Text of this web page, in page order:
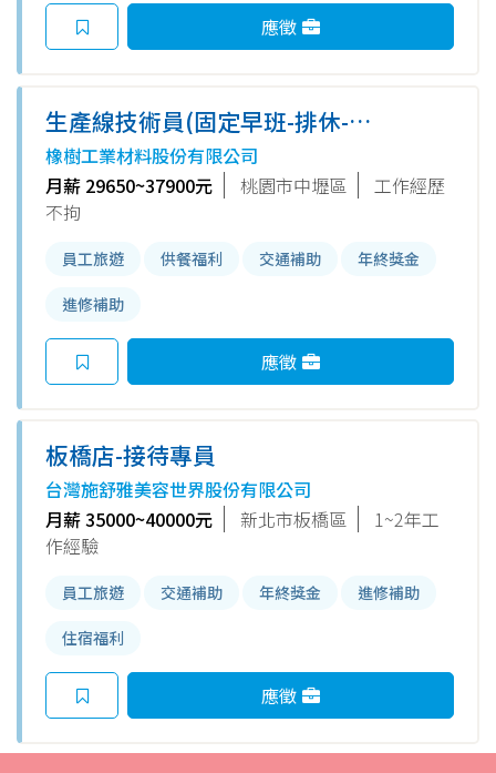
應徵
生產線技術員(固定早班-排休-織
機、準備部)
橡樹工業材料股份有限公司
月薪 29650~37900元
桃園市中壢區
工作經歷
不拘
員工旅遊 供餐福利 交通補助 年終獎金
進修補助
應徵
板橋店-接待專員
台灣施舒雅美容世界股份有限公司
月薪 35000~40000元
新北市板橋區
1~2年工
作經驗
員工旅遊 交通補助 年終獎金 進修補助
住宿福利
應徵